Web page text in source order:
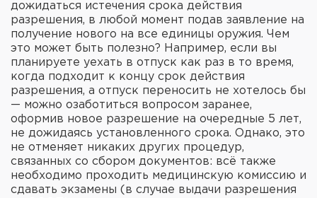
дожидаться истечения срока действия
разрешения, в любой момент подав заявление на
получение нового на все единицы оружия. Чем
это может быть полезно? Например, если вы
планируете уехать в отпуск как раз в то время,
когда подходит к концу срок действия
разрешения, а отпуск переносить не хотелось бы
— можно озаботиться вопросом заранее,
оформив новое разрешение на очередные 5 лет,
не дожидаясь установленного срока. Однако, это
не отменяет никаких других процедур,
связанных со сбором документов: всё также
необходимо проходить медицинскую комиссию и
сдавать экзамены (в случае выдачи разрешения